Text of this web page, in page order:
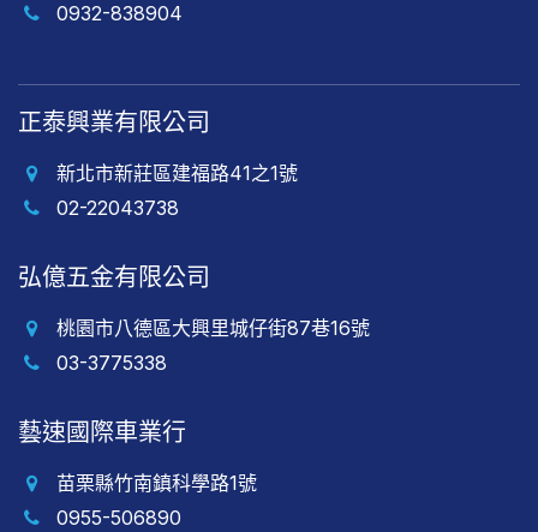
0932-838904
正泰興業有限公司
新北市新莊區建福路41之1號
02-22043738
弘億五金有限公司
桃園市八德區大興里城仔街87巷16號
03-3775338
藝速國際車業行
苗栗縣竹南鎮科學路1號
0955-506890